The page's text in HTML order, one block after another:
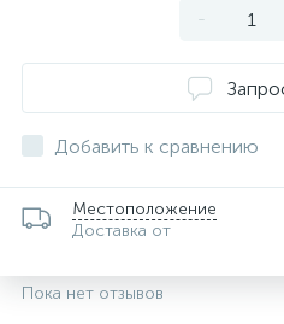
-
Добавить к сравнению
Местоположение
Доставка от
Пока нет отзывов